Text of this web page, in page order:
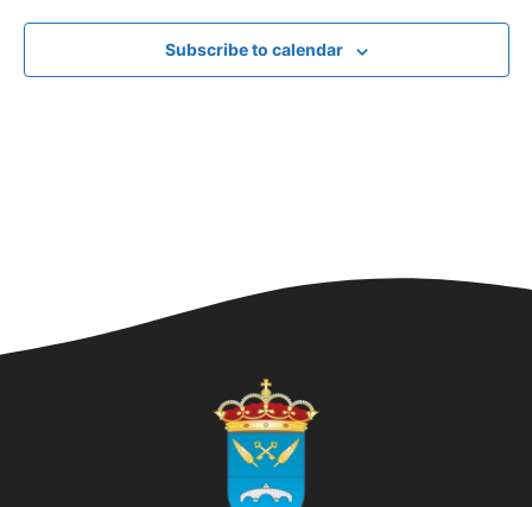
Subscribe to calendar